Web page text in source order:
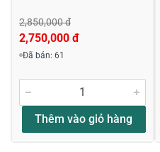
2,850,000 đ
2,750,000 đ
Đã bán: 61
Thêm vào giỏ hàng